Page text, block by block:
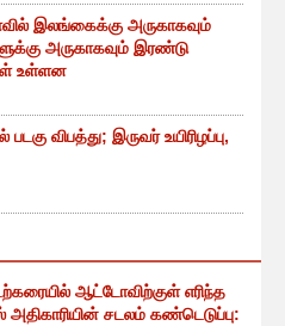
இலங்கைக்கு அருகாகவும்
அருகாகவும் இரண்டு
உள்ளன
விபத்து; இருவர் உயிரிழப்பு,
ஆட்டோவிற்குள் எரிந்த
அதிகாரியின் சடலம் கண்டெடுப்பு: